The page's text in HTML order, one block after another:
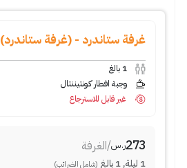
غرفة ستاندرد - (غرفة ستاندرد)
1 بالغ
وجبة افطار كونتيننتال
غير قابل للاسترجاع
273ر.س/الغرفة
1 ليلة,
1 بالغ (شامل الضرائب)